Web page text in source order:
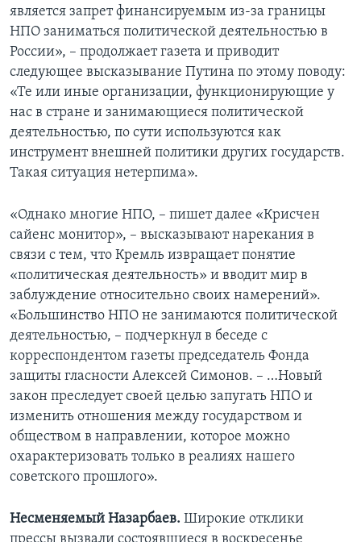
является запрет финансируемым из-за границы
НПО заниматься политической деятельностью в
России», – продолжает газета и приводит
следующее высказывание Путина по этому поводу:
«Те или иные организации, функционирующие у
нас в стране и занимающиеся политической
деятельностью, по сути используются как
инструмент внешней политики других государств.
Такая ситуация нетерпима».
«Однако многие НПО, – пишет далее «Крисчен
сайенс монитор», – высказывают нарекания в
связи с тем, что Кремль извращает понятие
«политическая деятельность» и вводит мир в
заблуждение относительно своих намерений».
«Большинство НПО не занимаются политической
деятельностью, – подчеркнул в беседе с
корреспондентом газеты председатель Фонда
защиты гласности Алексей Симонов. – …Новый
закон преследует своей целью запугать НПО и
изменить отношения между государством и
обществом в направлении, которое можно
охарактеризовать только в реалиях нашего
советского прошлого».
Несменяемый Назарбаев. Широкие отклики